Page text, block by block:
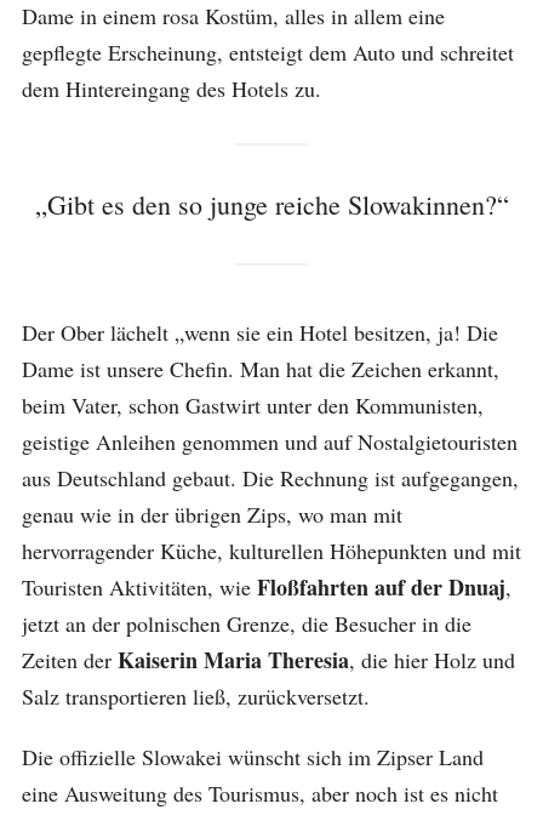
Dame in einem rosa Kostüm, alles in allem eine
gepflegte Erscheinung, entsteigt dem Auto und schreitet
dem Hintereingang des Hotels zu.
„Gibt es den so junge reiche Slowakinnen?“
Der Ober lächelt „wenn sie ein Hotel besitzen, ja! Die
Dame ist unsere Chefin. Man hat die Zeichen erkannt,
beim Vater, schon Gastwirt unter den Kommunisten,
geistige Anleihen genommen und auf Nostalgietouristen
aus Deutschland gebaut. Die Rechnung ist aufgegangen,
genau wie in der übrigen Zips, wo man mit
hervorragender Küche, kulturellen Höhepunkten und mit
Touristen Aktivitäten, wie Floßfahrten auf der Dnuaj,
jetzt an der polnischen Grenze, die Besucher in die
Zeiten der Kaiserin Maria Theresia, die hier Holz und
Salz transportieren ließ, zurückversetzt.
Die offizielle Slowakei wünscht sich im Zipser Land
eine Ausweitung des Tourismus, aber noch ist es nicht